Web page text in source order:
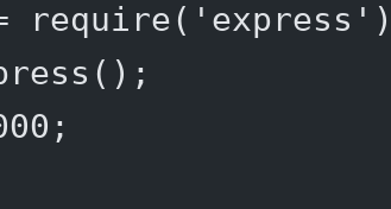
require( 'express'
();
;